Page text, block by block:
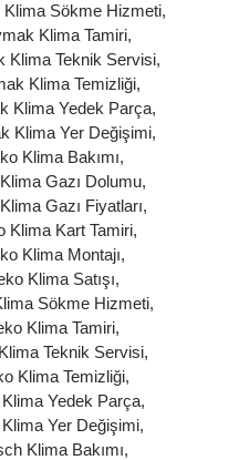
Klima Sökme Hizmeti,
Klima Tamiri,
Klima Teknik Servisi,
Klima Temizliği,
Klima Yedek Parça,
Klima Yer Değişimi,
Klima Bakımı,
Gazı Dolumu,
Gazı Fiyatları,
Klima Kart Tamiri,
Klima Montajı,
Klima Satışı,
Sökme Hizmeti,
Klima Tamiri,
Teknik Servisi,
Klima Temizliği,
Yedek Parça,
Yer Değişimi,
Klima Bakımı,